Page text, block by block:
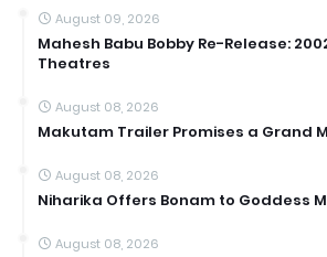
August 09, 2026
Mahesh Babu Bobby Re-Release:
Theatres
August 08, 2026
Makutam Trailer Promises a Grand
August 08, 2026
Niharika Offers Bonam to Goddess
August 08, 2026